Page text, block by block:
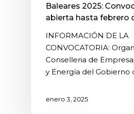
Baleares 2025:
abierta hasta febrero
INFORMACIÓN DE LA
CONVOCATORIA:
Conselleria de
y Energía del Gobierno
enero 3, 2025